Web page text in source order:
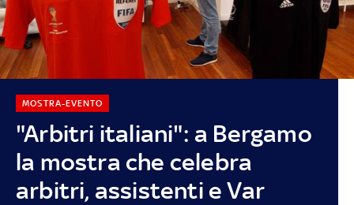
"Arbitri italiani": a Bergamo
la mostra che celebra
arbitri, assistenti e Var
MOSTRA-EVENTO